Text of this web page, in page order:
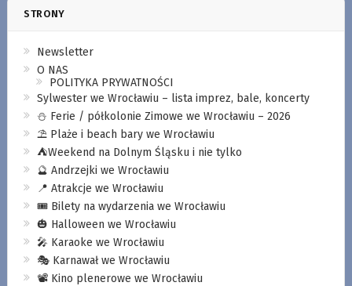
STRONY
Newsletter
O NAS
POLITYKA PRYWATNOŚCI
Sylwester we Wrocławiu – lista imprez, bale, koncerty
⛄️ Ferie / półkolonie Zimowe we Wrocławiu – 2026
⛱️ Plaże i beach bary we Wrocławiu
⛺️Weekend na Dolnym Śląsku i nie tylko
🔮 Andrzejki we Wrocławiu
📍 Atrakcje we Wrocławiu
🎟️ Bilety na wydarzenia we Wrocławiu
🎃 Halloween we Wrocławiu
🎤 Karaoke we Wrocławiu
🎭 Karnawał we Wrocławiu
📽️ Kino plenerowe we Wrocławiu